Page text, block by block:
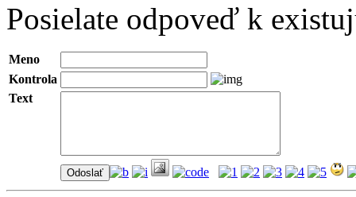
Posielate odpoveď k
Meno
Kontrola
Text